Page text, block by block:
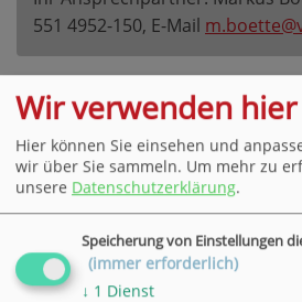
551 4952-150, E-Mail
Datum
08.07.2026
Uhrzeit
16:45 - 17:45 Uhr
Familienzentrum, Rosdorf, Anne-
Datum
Wir verwenden
Hier können Sie einsehen und
wir über Sie sammeln. Um mehr zu
unsere Datenschutzerklärung.
Speicherung von Einstellungen
(immer erforderlich)
↓ 1 Dienst